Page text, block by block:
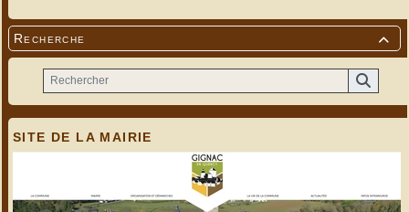

Recherche
SITE DE LA MAIRIE